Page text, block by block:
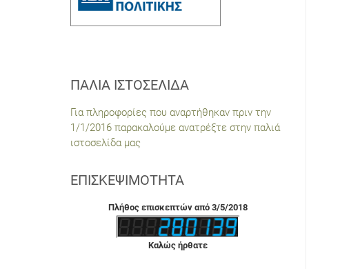
ΠΑΛΙΆ ΙΣΤΟΣΕΛΊΔΑ
Για πληροφορίες που αναρτήθηκαν πριν την
1/1/2016 παρακαλούμε ανατρέξτε στην παλιά
ιστοσελίδα μας
ΕΠΙΣΚΕΨΙΜΌΤΗΤΑ
Πλήθος επισκεπτών από 3/5/2018
Καλώς ήρθατε